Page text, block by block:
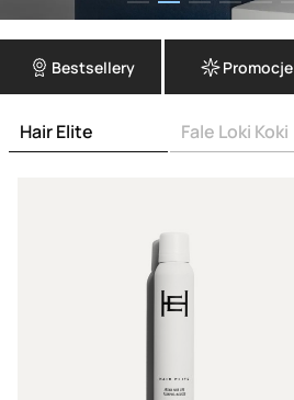
Bestsellery Promocje
Hair Elite Fale Loki Koki